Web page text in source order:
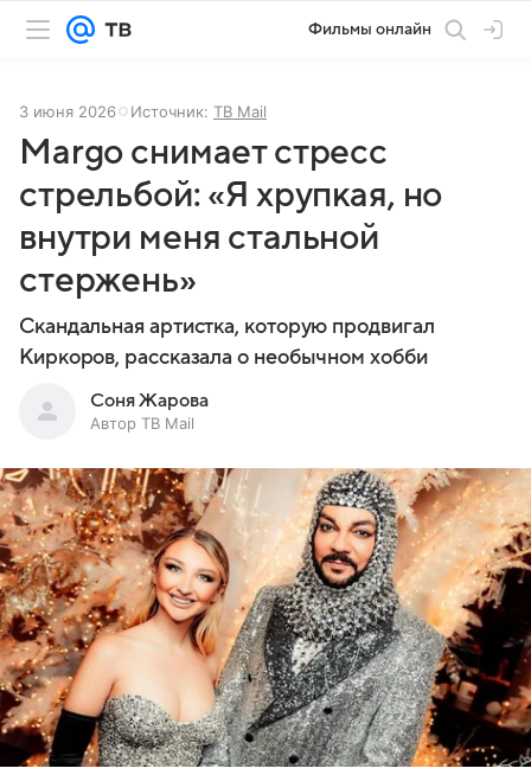
Фильмы онлайн
3 июня 2026 Источник: ТВ Mail
Margo снимает стресс
стрельбой: «Я хрупкая, но
внутри меня стальной
стержень»
Скандальная артистка, которую продвигал
Киркоров, рассказала о необычном хобби
Соня Жарова
Автор ТВ Mail